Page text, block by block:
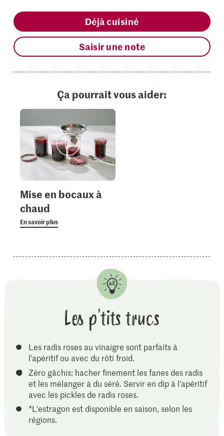
Déjà cuisiné
Saisir une note
Ça pourrait vous aider:
Mise en bocaux à
chaud
En savoir plus
Les p'tits trucs
Les radis roses au vinaigre sont parfaits à
l'apéritif ou avec du rôti froid.
Zéro gâchis: hacher finement les fanes des radis
et les mélanger à du séré. Servir en dip à l'apéritif
avec les pickles de radis roses.
*L'estragon est disponible en saison, selon les
régions.